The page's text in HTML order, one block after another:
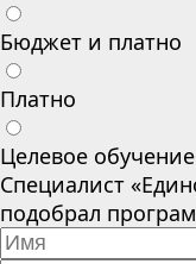
Бюджет и платно
Платно
Целевое обучение
Специалист
подобрал